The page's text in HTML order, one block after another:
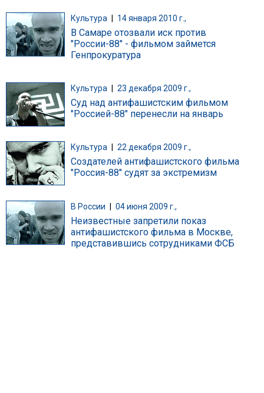
Культура 14 января 2010 г.,
В Самаре отозвали иск против
"России-88" - фильмом займется
Генпрокуратура
Культура 23 декабря 2009 г.,
Суд над антифашистским фильмом
"Россией-88" перенесли на январь
Культура 22 декабря 2009 г.,
Создателей антифашистского фильма
"Россия-88" судят за экстремизм
В России | 04 июня 2009 г.,
Неизвестные запретили показ
антифашистского фильма в Москве,
представившись сотрудниками ФСБ